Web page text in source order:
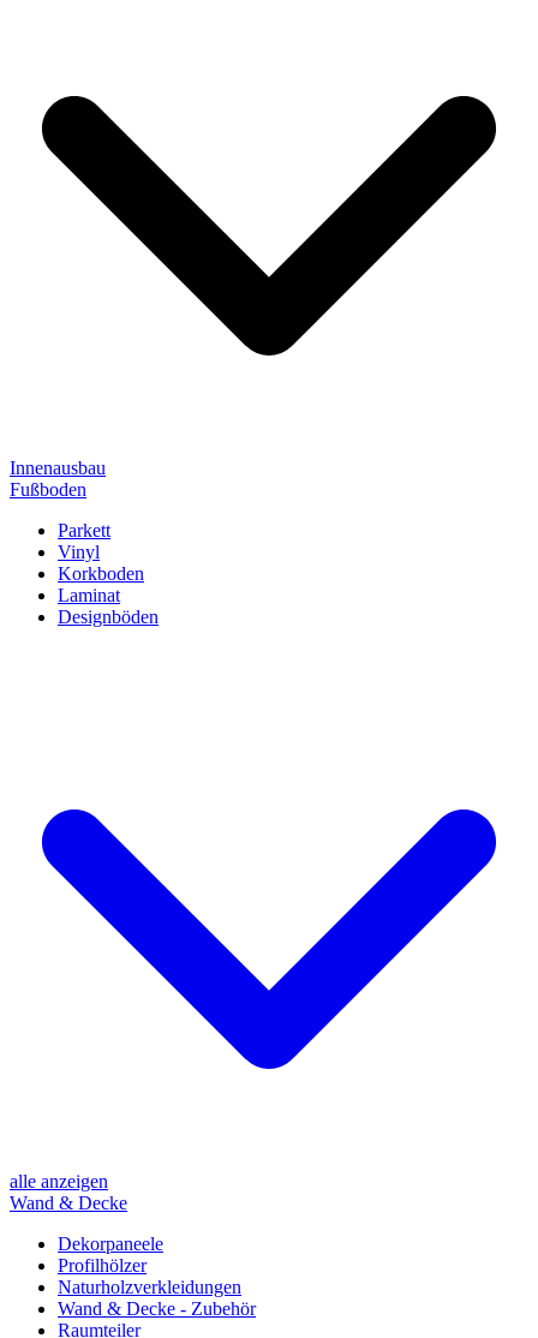
Innenausbau
Fußboden
Parkett
Vinyl
Korkboden
Laminat
Designböden
alle anzeigen
Wand & Decke
Dekorpaneele
Profilhölzer
Naturholzverkleidungen
Wand & Decke - Zubehör
Raumteiler